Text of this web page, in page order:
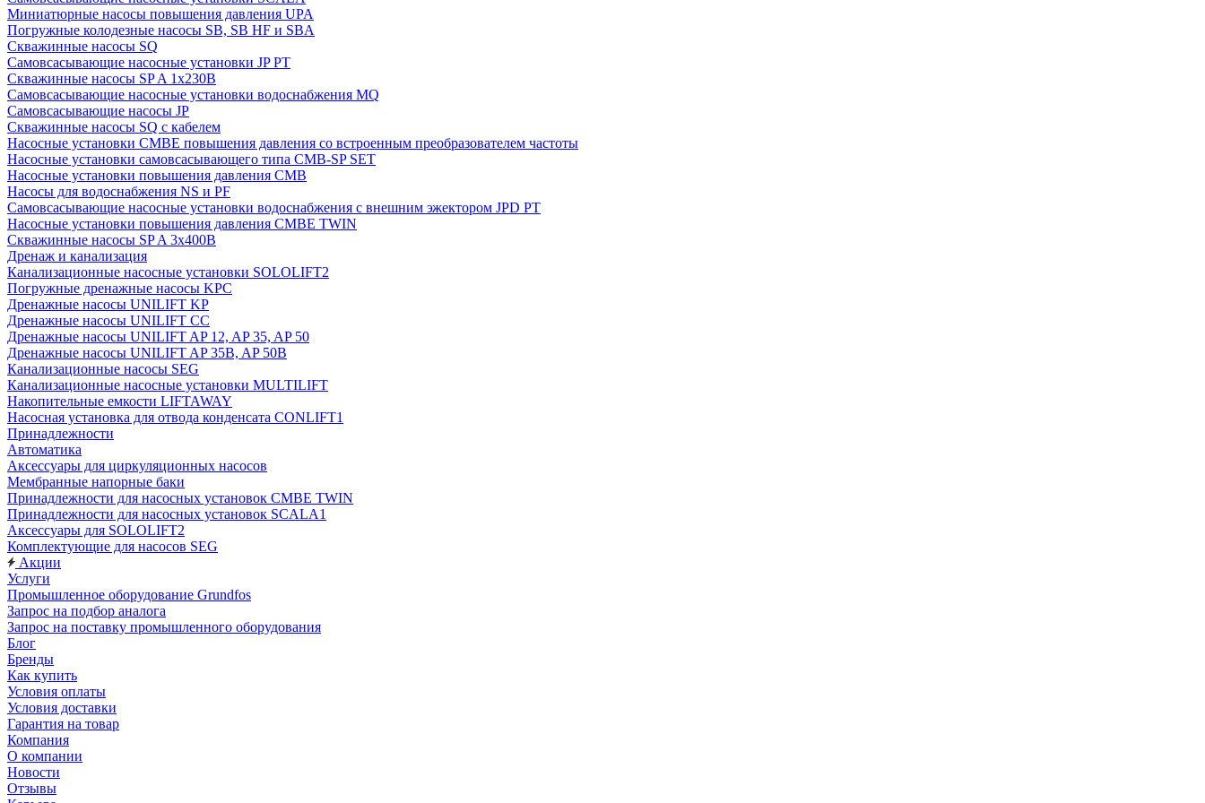
Миниатюрные насосы повышения давления UPA
Погружные колодезные насосы SB, SB HF и SBA
Скважинные насосы SQ
Самовсасывающие насосные установки JP PT
Скважинные насосы SP A 1x230В
Самовсасывающие насосные установки водоснабжения MQ
Самовсасывающие насосы JP
Скважинные насосы SQ с кабелем
Насосные установки CMBE повышения давления со встроенным преобразователем частоты
Насосные установки самовсасывающего типа CMB-SP SET
Насосные установки повышения давления CMB
Насосы для водоснабжения NS и PF
Самовсасывающие насосные установки водоснабжения с внешним эжектором JPD PT
Насосные установки повышения давления CMBE TWIN
Скважинные насосы SP A 3x400В
Дренаж и канализация
Канализационные насосные установки SOLOLIFT2
Погружные дренажные насосы KPC
Дренажные насосы UNILIFT KP
Дренажные насосы UNILIFT CC
Дренажные насосы UNILIFT AP 12, AP 35, AP 50
Дренажные насосы UNILIFT AP 35B, AP 50B
Канализационные насосы SEG
Канализационные насосные установки MULTILIFT
Накопительные емкости LIFTAWAY
Насосная установка для отвода конденсата CONLIFT1
Принадлежности
Автоматика
Аксессуары для циркуляционных насосов
Мембранные напорные баки
Принадлежности для насосных установок CMBE TWIN
Принадлежности для насосных установок SCALA1
Аксессуары для SOLOLIFT2
Комплектующие для насосов SEG
Акции
Услуги
Промышленное оборудование Grundfos
Запрос на подбор аналога
Запрос на поставку промышленного оборудования
Блог
Бренды
Как купить
Условия оплаты
Условия доставки
Гарантия на товар
Компания
О компании
Новости
Отзывы